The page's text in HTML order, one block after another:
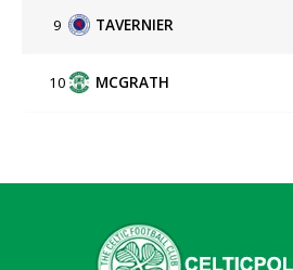
9 TAVERNIER
10 MCGRATH